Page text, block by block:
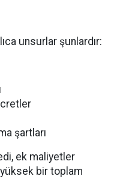
unsurlar şunlardır:
şartları
ek maliyetler
bir toplam